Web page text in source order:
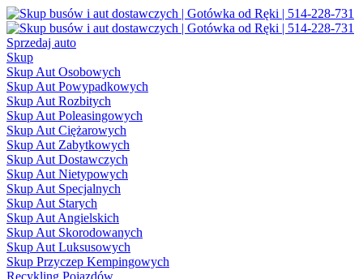
Sprzedaj auto
Skup
Skup Aut Osobowych
Skup Aut Powypadkowych
Skup Aut Rozbitych
Skup Aut Poleasingowych
Skup Aut Ciężarowych
Skup Aut Zabytkowych
Skup Aut Dostawczych
Skup Aut Nietypowych
Skup Aut Specjalnych
Skup Aut Starych
Skup Aut Angielskich
Skup Aut Skorodowanych
Skup Aut Luksusowych
Skup Przyczep Kempingowych
Recykling Pojazdów